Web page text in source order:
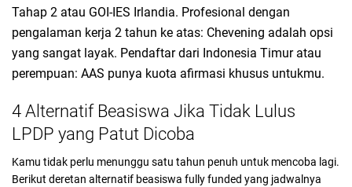
Tahap 2 atau GOI-IES Irlandia. Profesional dengan
pengalaman kerja 2 tahun ke atas: Chevening adalah opsi
yang sangat layak. Pendaftar dari Indonesia Timur atau
perempuan: AAS punya kuota afirmasi khusus untukmu.
4 Alternatif Beasiswa Jika Tidak Lulus
LPDP yang Patut Dicoba
Kamu tidak perlu menunggu satu tahun penuh untuk mencoba lagi.
Berikut deretan alternatif beasiswa fully funded yang jadwalnya